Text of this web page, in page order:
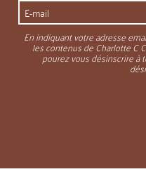
En indiquant votre adresse
les contenus de Charlotte C
pourez vous désinscrire à